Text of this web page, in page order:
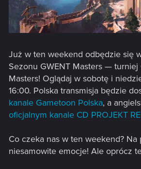
Już w ten weekend odbędzie się
Sezonu GWENT Masters — turniej
Masters! Oglądaj w sobotę i
16:00. Polska transmisja będzie
kanale Gametoon Polska, a
oficjalnym kanale CD PROJEKT
Co czeka nas w ten weekend? Na
niesamowite emocje! Ale oprócz